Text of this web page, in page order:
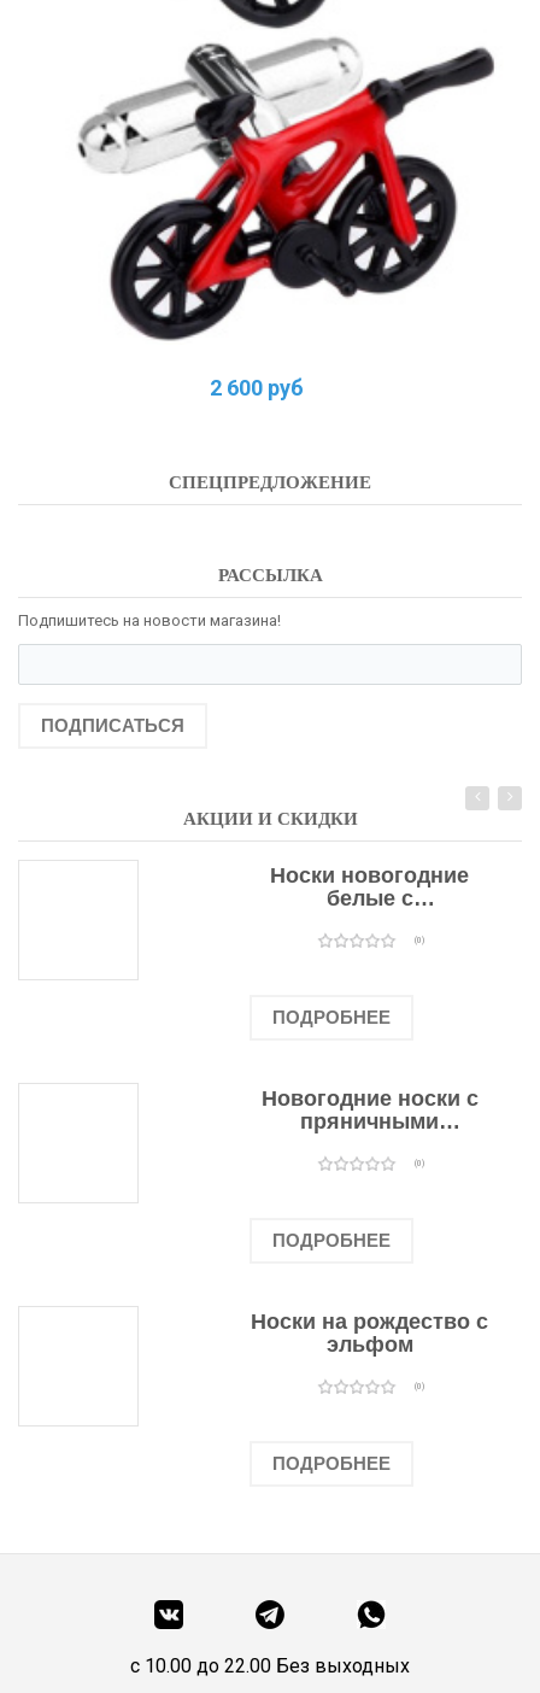
2 600 руб
СПЕЦПРЕДЛОЖЕНИЕ
РАССЫЛКА
Подпишитесь на новости магазина!
ПОДПИСАТЬСЯ
АКЦИИ И СКИДКИ
Носки новогодние
белые с
оленями(0)
ПОДРОБНЕЕ
Новогодние носки с
пряничными
(0)
ПОДРОБНЕЕ
Носки на рождество с
эльфом
(0)
ПОДРОБНЕЕ
c 10.00 до 22.00 Без выходных